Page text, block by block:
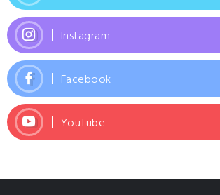
Instagram
Facebook
YouTube